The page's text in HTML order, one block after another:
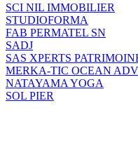
SCI NIL IMMOBILIER
STUDIOFORMA
FAB PERMATEL SN
SADJ
SAS XPERTS
MERKA-TIC OCEAN
NATAYAMA YOGA
SOL PIER